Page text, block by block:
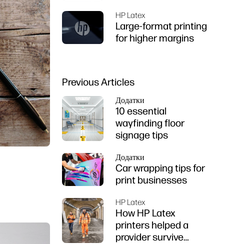
HP Latex
Large-format printing
for higher margins
Previous Articles
Додатки
10 essential
wayfinding floor
signage tips
Додатки
Car wrapping tips for
print businesses
HP Latex
How HP Latex
printers helped a
provider survive